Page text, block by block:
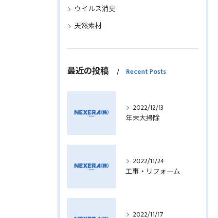
ウイルス消臭
天然素材
最近の投稿 Recent Posts
2022/12/13
年末大掃除
2022/11/24
工事・リフォーム
2022/11/17